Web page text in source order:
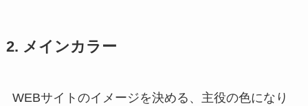
2. メインカラー
WEBサイトのイメージを決める、主役の色になり